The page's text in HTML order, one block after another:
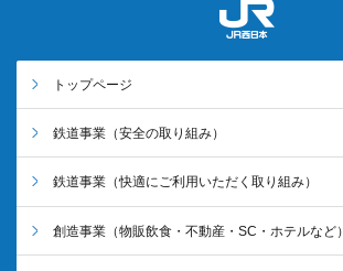
トップページ
鉄道事業 （安全の取り組み）
鉄道事業 （快適にご利用いただく取り組み）
創造事業 （物販飲食・不動産・SC・ホテルなど）